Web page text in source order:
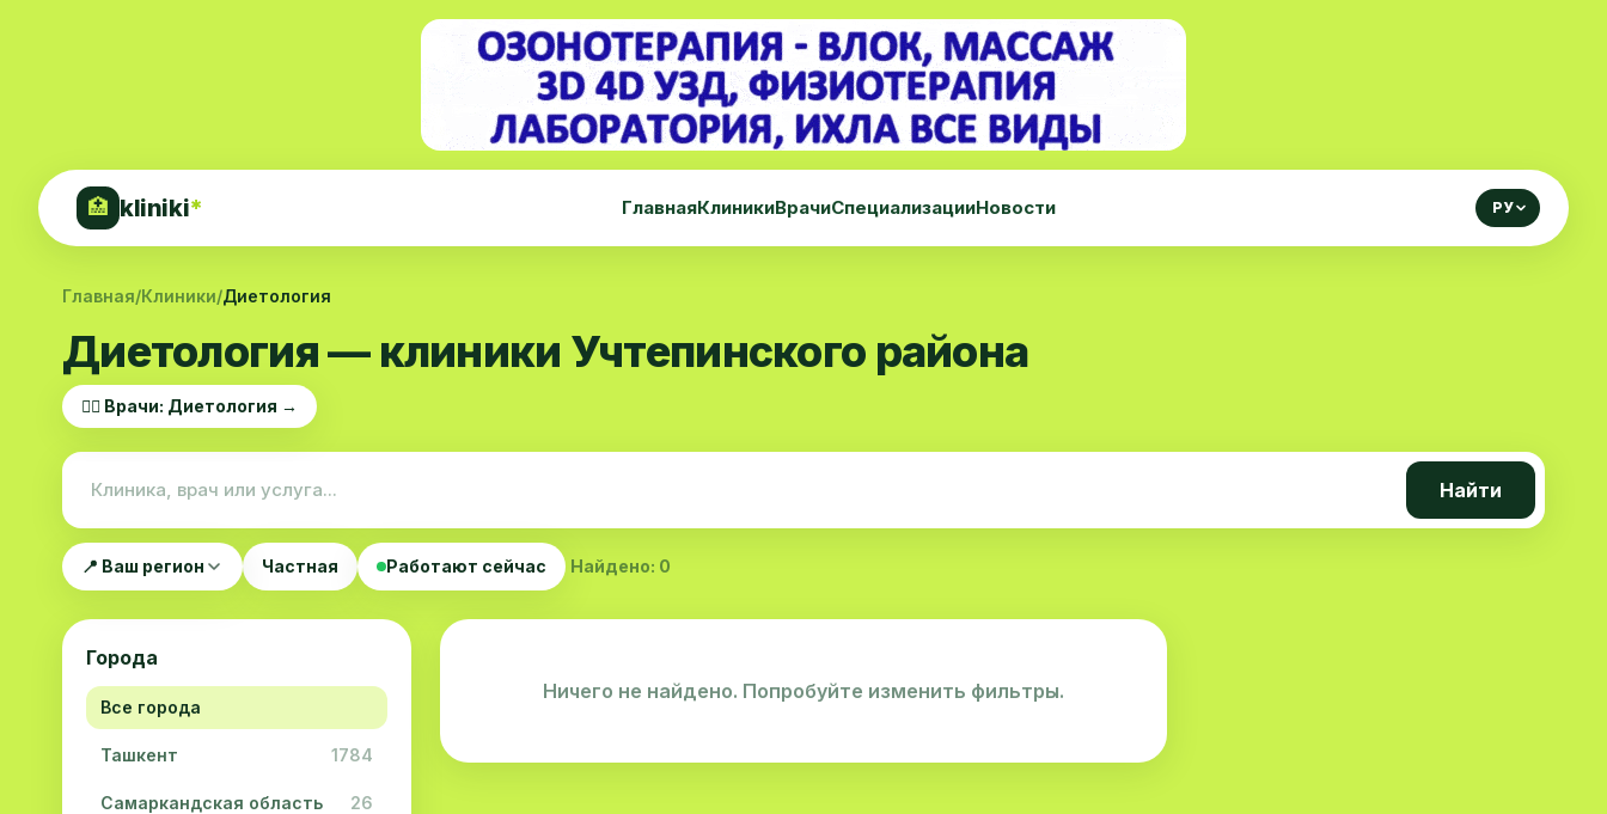
🏥 kliniki* ГлавнаяКлиникиВрачиСпециализацииНовости РУ
Главная/Клиники/Диетология
Диетология — клиники Учтепинского района
👨‍⚕️ Врачи: Диетология →
Найти
📍 Ваш регион Частная Работают сейчас Найдено: 0
Города
Все города
Ташкент 1784
Самаркандская область 26
Ничего не найдено. Попробуйте изменить фильтры.